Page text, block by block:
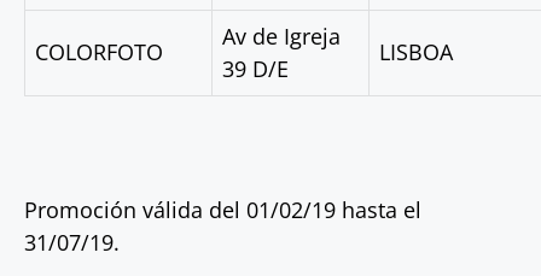
COLORFOTO
Av de Igreja
39 D/E
LISBOA
Promoción válida del 01/02/19 hasta el
31/07/19.